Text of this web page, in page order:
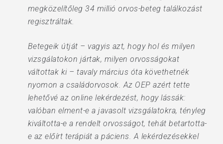
megközelítőleg 34 millió orvos-beteg találkozást
regisztráltak.
Betegeik útját – vagyis azt, hogy hol és milyen
vizsgálatokon jártak, milyen orvosságokat
váltottak ki – tavaly március óta követhetnék
nyomon a családorvosok. Az OEP azért tette
lehetővé az online lekérdezést, hogy lássák:
valóban elment-e a javasolt vizsgálatokra, tényleg
kiváltotta-e a rendelt orvosságot, tehát betartotta-
e az előírt terápiát a páciens. A lekérdezésekkel